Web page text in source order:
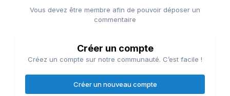
Vous devez être membre afin de pouvoir déposer un
commentaire
Créer un compte
Créez un compte sur notre communauté. C’est facile !
Créer un nouveau compte